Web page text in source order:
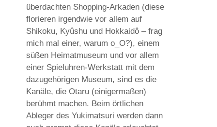
überdachten Shopping-Arkaden (diese
florieren irgendwie vor allem auf
Shikoku, Kyûshu und Hokkaidô – frag
mich mal einer, warum o_O?), einem
süßen Heimatmuseum und vor allem
einer Spieluhren-Werkstatt mit dem
dazugehörigen Museum, sind es die
Kanäle, die Otaru (einigermaßen)
berühmt machen. Beim örtlichen
Ableger des Yukimatsuri werden dann